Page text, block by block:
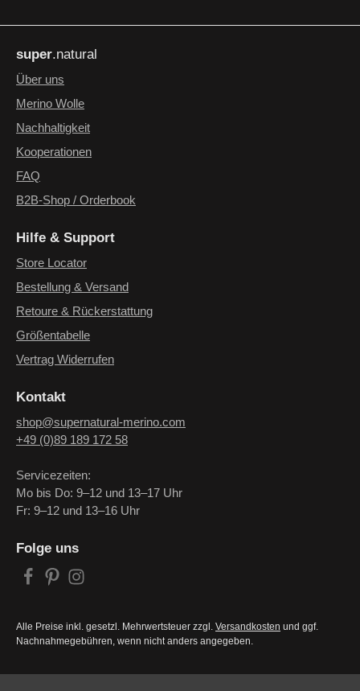
genommen und die
einverstanden.
Die mit einem Stern (*) markierten Felder sind Pflichtfelder.
Folge uns
Alle Preise inkl. gesetzl. Mehrwertsteuer zzgl. Versandkosten und ggf.
Nachnahmegebühren, wenn nicht anders angegeben.
super.natural
Über uns
Merino Wolle
Nachhaltigkeit
Kooperationen
FAQ
B2B-Shop / Orderbook
Hilfe & Support
Store Locator
Bestellung & Versand
Retoure & Rückerstattung
Größentabelle
Vertrag Widerrufen
Kontakt
shop@supernatural-merino.com
+49 (0)89 189 172 58
Servicezeiten:
Mo bis Do: 9–12 und 13–17 Uhr
Fr: 9–12 und 13–16 Uhr